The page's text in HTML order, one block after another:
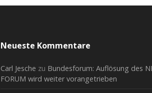
Neueste Kommentare
Carl Jesche zu Bundesforum: Auflösung des
FORUM wird weiter vorangetrieben